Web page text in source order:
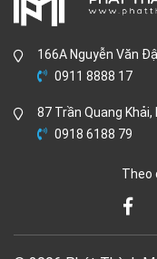
166A Nguyễn Văn
0911 8888 17
87 Trần Quang Khải,
0918 6188 79
Theo